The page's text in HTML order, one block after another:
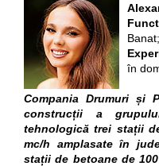
Banat;
în
Compania Drumuri și
construcții a
tehnologică trei stații
mc/h amplasate în
stații de betoane de